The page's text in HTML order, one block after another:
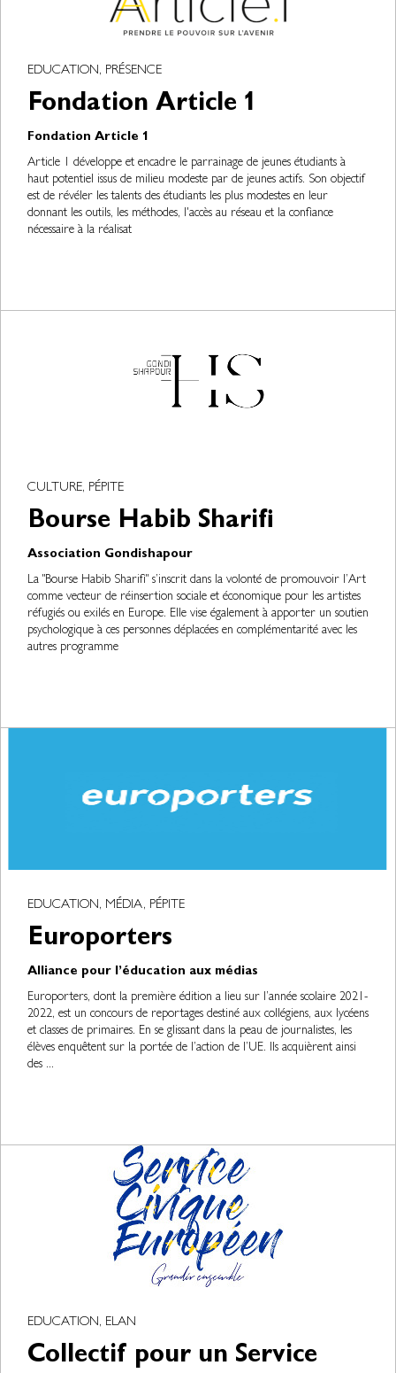
EDUCATION, PRÉSENCE
Fondation Article 1
Fondation Article 1
Article 1 développe et encadre le parrainage de jeunes étudiants à
haut potentiel issus de milieu modeste par de jeunes actifs. Son objectif
est de révéler les talents des étudiants les plus modestes en leur
donnant les outils, les méthodes, l'accès au réseau et la confiance
nécessaire à la réalisat
CULTURE, PÉPITE
Bourse Habib Sharifi
Association Gondishapour
La "Bourse Habib Sharifi" s’inscrit dans la volonté de promouvoir l’Art
comme vecteur de réinsertion sociale et économique pour les artistes
réfugiés ou exilés en Europe. Elle vise également à apporter un soutien
psychologique à ces personnes déplacées en complémentarité avec les
autres programme
EDUCATION, MÉDIA, PÉPITE
Europorters
Alliance pour l’éducation aux médias
Europorters, dont la première édition a lieu sur l’année scolaire 2021-
2022, est un concours de reportages destiné aux collégiens, aux lycéens
et classes de primaires. En se glissant dans la peau de journalistes, les
élèves enquêtent sur la portée de l’action de l’UE. Ils acquièrent ainsi
des ...
EDUCATION, ELAN
Collectif pour un Service